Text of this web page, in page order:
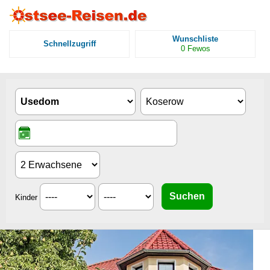
Schnellzugriff
Wunschliste
0 Fewos
Kinder